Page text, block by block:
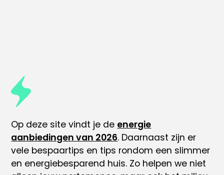
Op deze site vindt je de energie
aanbiedingen van 2026. Daarnaast zijn er
vele bespaartips en tips rondom een slimmer
en energiebesparend huis. Zo helpen we niet